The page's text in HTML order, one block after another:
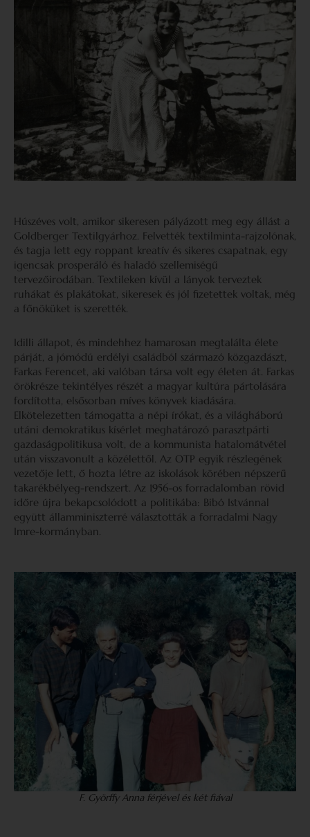
Húszéves volt, amikor sikeresen pályázott meg egy állást a
Goldberger Textilgyárhoz. Felvették textilminta-rajzolónak,
és tagja lett egy roppant kreatív és sikeres csapatnak, egy
igencsak prosperáló és haladó szellemiségű
tervezőirodában. Textileken kívül a lányok terveztek
ruhákat és plakátokat, sikeresek és jól fizetettek voltak, még
a főnöküket is szerették.
Idilli állapot, és mindehhez hamarosan megtalálta élete
párját, a jómódú erdélyi családból származó közgazdászt,
Farkas Ferencet, aki valóban társa volt egy életen át. Farkas
örökrésze tekintélyes részét a magyar kultúra pártolására
fordította, elsősorban míves könyvek kiadására.
Elkötelezetten támogatta a népi írókat, és a világháború
utáni demokratikus kísérlet meghatározó parasztpárti
gazdaságpolitikusa volt, de a kommunista hatalomátvétel
után visszavonult a közélettől. Az OTP egyik részlegének
vezetője lett, ő hozta létre az iskolások körében népszerű
takarékbélyeg-rendszert. Az 1956-os forradalomban rövid
időre újra bekapcsolódott a politikába: Bibó Istvánnal
együtt államminiszterré választották a forradalmi Nagy
Imre-kormányban.
F. Györffy Anna férjével és két fiával